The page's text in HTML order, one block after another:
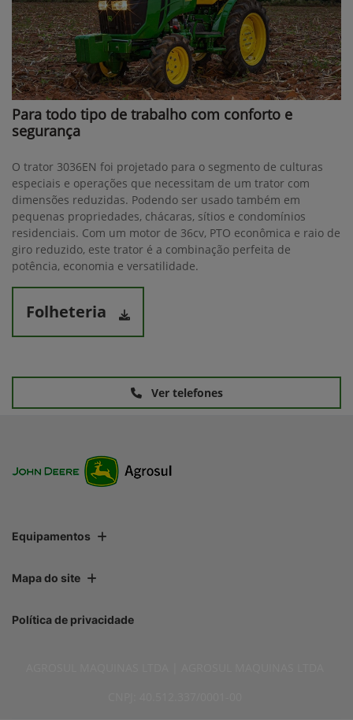
Para todo tipo de trabalho com conforto e
segurança
O trator 3036EN foi projetado para o segmento de culturas
especiais e operações que necessitam de um trator com
dimensões reduzidas. Podendo ser usado também em
pequenas propriedades, chácaras, sítios e condomínios
residenciais. Com um motor de 36cv, PTO econômica e raio de
giro reduzido, este trator é a combinação perfeita de
potência, economia e versatilidade.
Folheteria
Ver telefones
Equipamentos
Mapa do site
Política de privacidade